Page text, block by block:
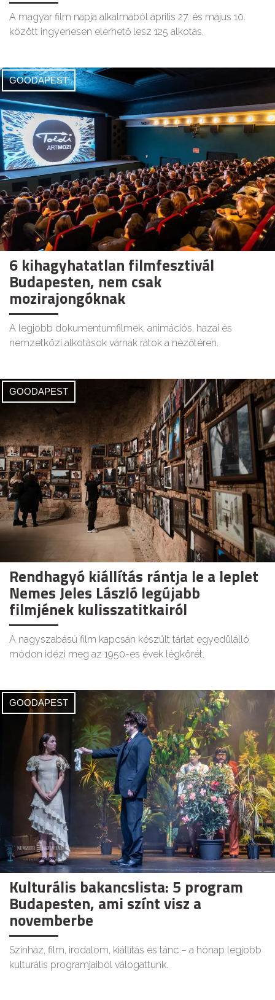
A magyar film napja alkalmából április 27. és május 10.
között ingyenesen elérhető lesz 125 alkotás.
GOODAPEST
6 kihagyhatatlan filmfesztivál
Budapesten, nem csak
mozirajongóknak
A legjobb dokumentumfilmek, animációs, hazai és
nemzetközi alkotások várnak rátok a nézőtéren.
GOODAPEST
Rendhagyó kiállítás rántja le a leplet
Nemes Jeles László legújabb
filmjének kulisszatitkairól
A nagyszabású film kapcsán készült tárlat egyedülálló
módon idézi meg az 1950-es évek légkörét.
GOODAPEST
Kulturális bakancslista: 5 program
Budapesten, ami színt visz a
novemberbe
Színház, film, irodalom, kiállítás és tánc – a hónap legjobb
kulturális programjaiból válogattunk.